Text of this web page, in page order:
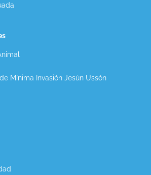
Mínima Invasión Jesún Ussón